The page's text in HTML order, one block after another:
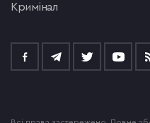
кримінал